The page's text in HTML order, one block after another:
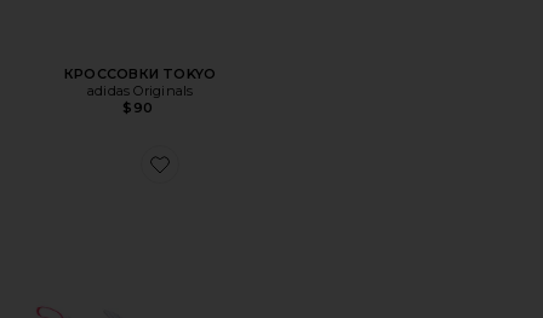
КРОССОВКИ TOKYO
adidas Originals
$90
Favorite КРОССОВКИ AIR MAX 270